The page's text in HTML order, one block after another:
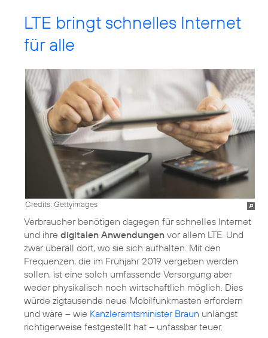
LTE bringt schnelles Internet
für alle
Credits: Gettyimages
Verbraucher benötigen dagegen für schnelles Internet
und ihre digitalen Anwendungen vor allem LTE. Und
zwar überall dort, wo sie sich aufhalten. Mit den
Frequenzen, die im Frühjahr 2019 vergeben werden
sollen, ist eine solch umfassende Versorgung aber
weder physikalisch noch wirtschaftlich möglich. Dies
würde zigtausende neue Mobilfunkmasten erfordern
und wäre – wie Kanzleramtsminister Braun unlängst
richtigerweise festgestellt hat – unfassbar teuer.